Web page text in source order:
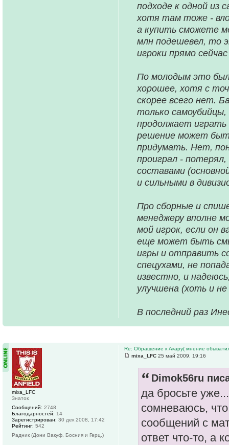
подходе к одной из
хотя там тоже -
а купить сможете
млн подешевел, то
игроки прямо
По молодым это
хорошее, хотя с
скорее всего нет.
только
продолжает играть
решение может
придумать. Нет,
проиграл -
составами
и сильными в
Про сборные и
менеджеру вполне
мой игрок, если он
еще может быть
игры и отправить
спецухами, не
известно, и
улучшена (хоть и
В последний раз
Re: Обращение к Акару( мнение
mixa_LFC 25 май 2009, 19:16
Dimok56ru
да бросьте
сомневаюсь,
сообщений с
ответ что-то, а
mixa_LFC
Знаток
Сообщений: 2748
Благодарностей: 14
Зарегистрирован: 30 дек 2008, 17:42
Рейтинг: 542
Радник (Дони Вакуф, Босния и Герц.)